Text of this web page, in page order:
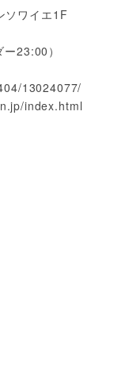
ソワイエ1F
23:00）
13024077/
index.html